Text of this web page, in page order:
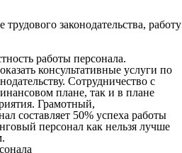
законодательства, работу
работы персонала.
консультативные услуги по
Сотрудничество с
плане, так и в плане
Грамотный,
составляет 50% успеха работы
персонал как нельзя лучше